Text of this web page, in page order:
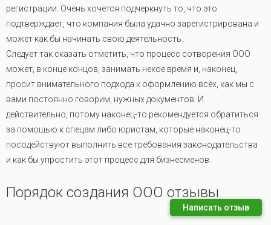
регистрации. Очень хочется подчеркнуть то, что это
подтверждает, что компания была удачно зарегистрирована и
может как бы начинать свою деятельность.
Следует так сказать отметить, что процесс сотворения ООО
может, в конце концов, занимать некое время и, наконец,
просит внимательного подхода к оформлению всех, как мы с
вами постоянно говорим, нужных документов. И
действительно, потому наконец-то рекомендуется обратиться
за помощью к спецам либо юристам, которые наконец-то
посодействуют выполнить все требования законодательства
и как бы упростить этот процесс для бизнесменов.
Порядок создания ООО отзывы
Написать отзыв